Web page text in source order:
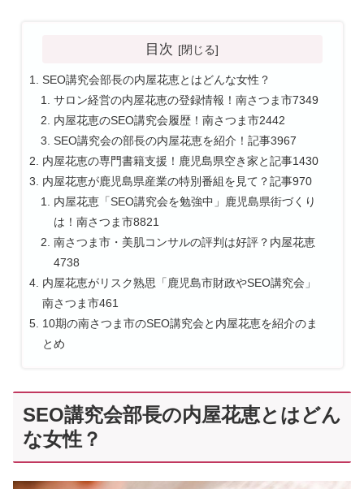
目次
SEO講究会部長の内屋花恵とはどんな女性？
サロン経営の内屋花恵の登録情報！南さつま市7349
内屋花恵のSEO講究会履歴！南さつま市2442
SEO講究会の部長の内屋花恵を紹介！記事3967
内屋花恵の専門書籍支援！鹿児島県空き家と記事1430
内屋花恵が鹿児島県産業の特別番組を見て？記事970
内屋花恵「SEO講究会を勉強中」鹿児島県街づくり
は！南さつま市8821
南さつま市・美肌コンサルの評判は好評？内屋花恵
4738
内屋花恵がリスク熟思「鹿児島市財政やSEO講究会」
南さつま市461
10期の南さつま市のSEO講究会と内屋花恵を紹介のま
とめ
SEO講究会部長の内屋花恵とはどん
な女性？